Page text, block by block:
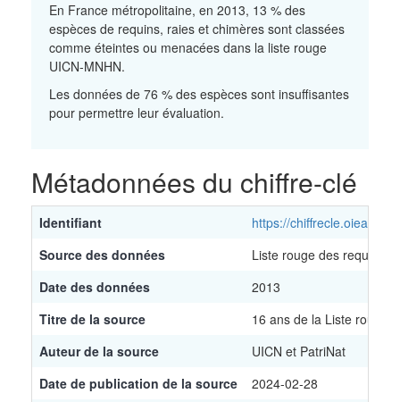
En France métropolitaine, en 2013, 13 % des
espèces de requins, raies et chimères sont classées
comme éteintes ou menacées dans la liste rouge
UICN-MNHN.
Les données de 76 % des espèces sont insuffisantes
pour permettre leur évaluation.
Métadonnées du chiffre-clé
Identifiant
https://chiffrecle.oieau.fr/
Source des données
Liste rouge des requins,
Date des données
2013
Titre de la source
16 ans de la Liste rouge
Auteur de la source
UICN et PatriNat
Date de publication de la source
2024-02-28